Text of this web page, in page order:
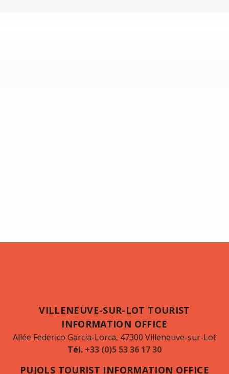
VILLENEUVE-SUR-LOT TOURIST
INFORMATION OFFICE
Allée Federico Garcia-Lorca, 47300 Villeneuve-sur-Lot
Tél. +33 (0)5 53 36 17 30
PUJOLS TOURIST INFORMATION OFFICE